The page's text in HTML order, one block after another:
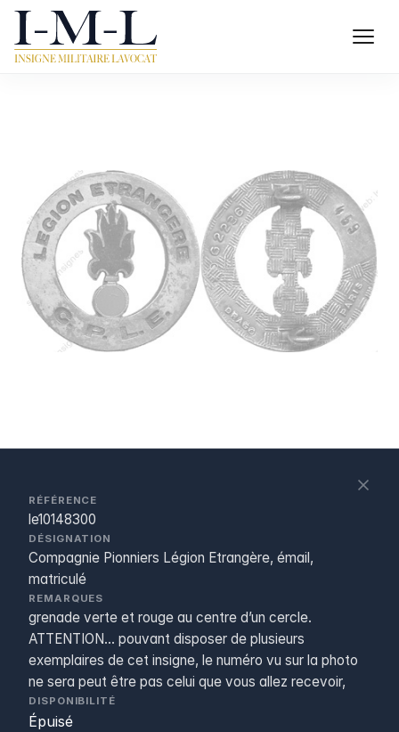
RÉFÉRENCE
le10148300
DÉSIGNATION
Compagnie Pionniers Légion Etrangère, émail,
matriculé
REMARQUES
grenade verte et rouge au centre d’un cercle.
ATTENTION... pouvant disposer de plusieurs
exemplaires de cet insigne, le numéro vu sur la photo
ne sera peut être pas celui que vous allez recevoir,
DISPONIBILITÉ
Épuisé